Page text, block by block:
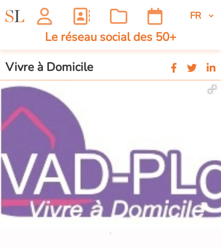
Le réseau social des 50+
Vivre à Domicile